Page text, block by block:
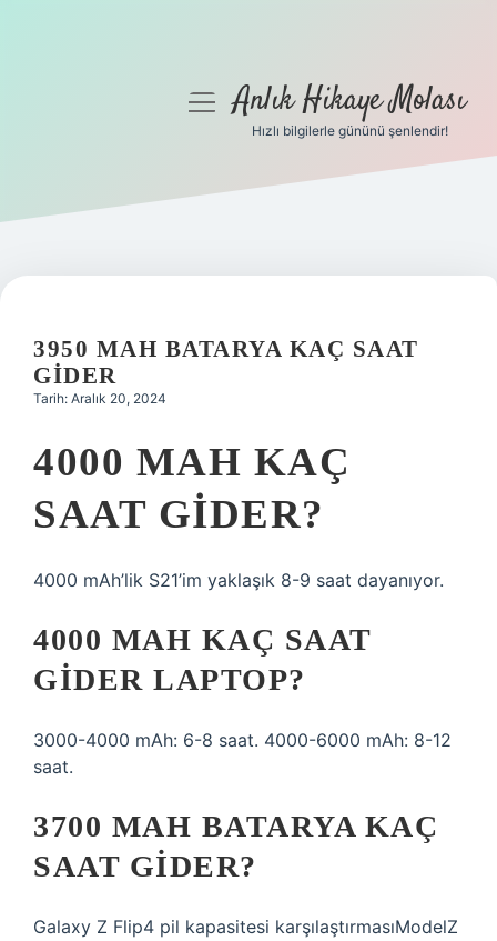
Gizlilik Politikası
Yasal Uyarı
menüyüAnlık Hikaye Molası
Hızlı bilgilerle gününü şenlendir!
3950 MAH BATARYA KAÇ SAAT
GIDER
Tarih: Aralık 20, 2024
4000 MAH KAÇ
SAAT GIDER?
4000 mAh’lik S21’im yaklaşık 8-9 saat dayanıyor.
4000 MAH KAÇ SAAT
GIDER LAPTOP?
3000-4000 mAh: 6-8 saat. 4000-6000 mAh: 8-12
saat.
3700 MAH BATARYA KAÇ
SAAT GIDER?
Galaxy Z Flip4 pil kapasitesi karşılaştırmasıModelZ